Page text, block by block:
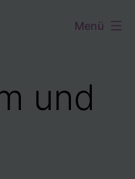
Menü
und